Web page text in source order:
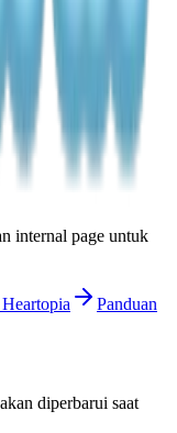
internal page untuk
Panduan
diperbarui saat